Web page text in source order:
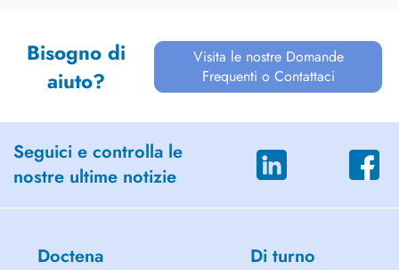
Bisogno di
aiuto?
Visita le nostre Domande
Frequenti o Contattaci
Seguici e controlla le
nostre ultime notizie
Doctena Di turno